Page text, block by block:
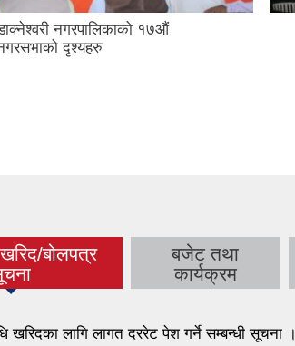
नगरपालिकाको १७औं
दृश्यहरु
बोलपत्र
tab)
बजेट तथा
कार्यक्रम
लागि लागत दररेट पेश गर्ने सम्बन्धी सूचना ।